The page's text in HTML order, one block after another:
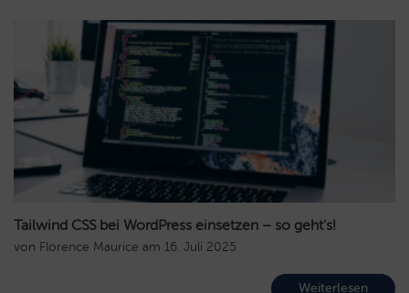
Tailwind CSS bei WordPress einsetzen – so geht’s!
von Florence Maurice am 16. Juli 2025
Weiterlesen